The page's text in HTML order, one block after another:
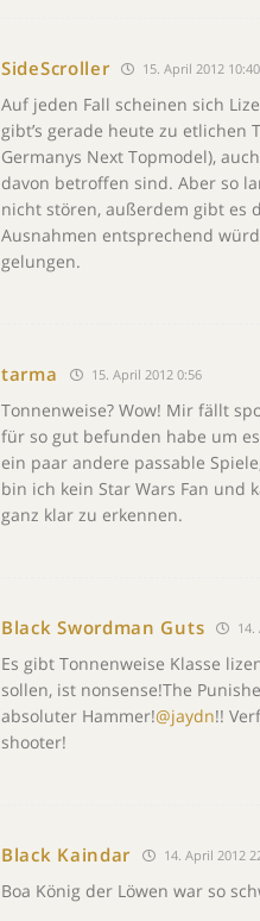
SideScroller 15. April 2012 10:40
Auf jeden Fall scheinen sich
gibt’s gerade heute zu etlichen
Germanys Next Topmodel),
davon betroffen sind. Aber so
nicht stören, außerdem gibt es
Ausnahmen entsprechend
gelungen.
tarma 15. April 2012 0:56
Tonnenweise? Wow! Mir fällt
für so gut befunden habe um
ein paar andere passable
bin ich kein Star Wars Fan und
ganz klar zu erkennen.
Black Swordman Guts 14.
Es gibt Tonnenweise Klasse
sollen, ist nonsense!The
absoluter Hammer!@jaydn!!
shooter!
Black Kaindar 14. April 2012
Boa König der Löwen war so